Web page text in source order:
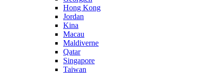
Hong Kong
Jordan
Kina
Macau
Maldiverne
Qatar
Singapore
Taiwan